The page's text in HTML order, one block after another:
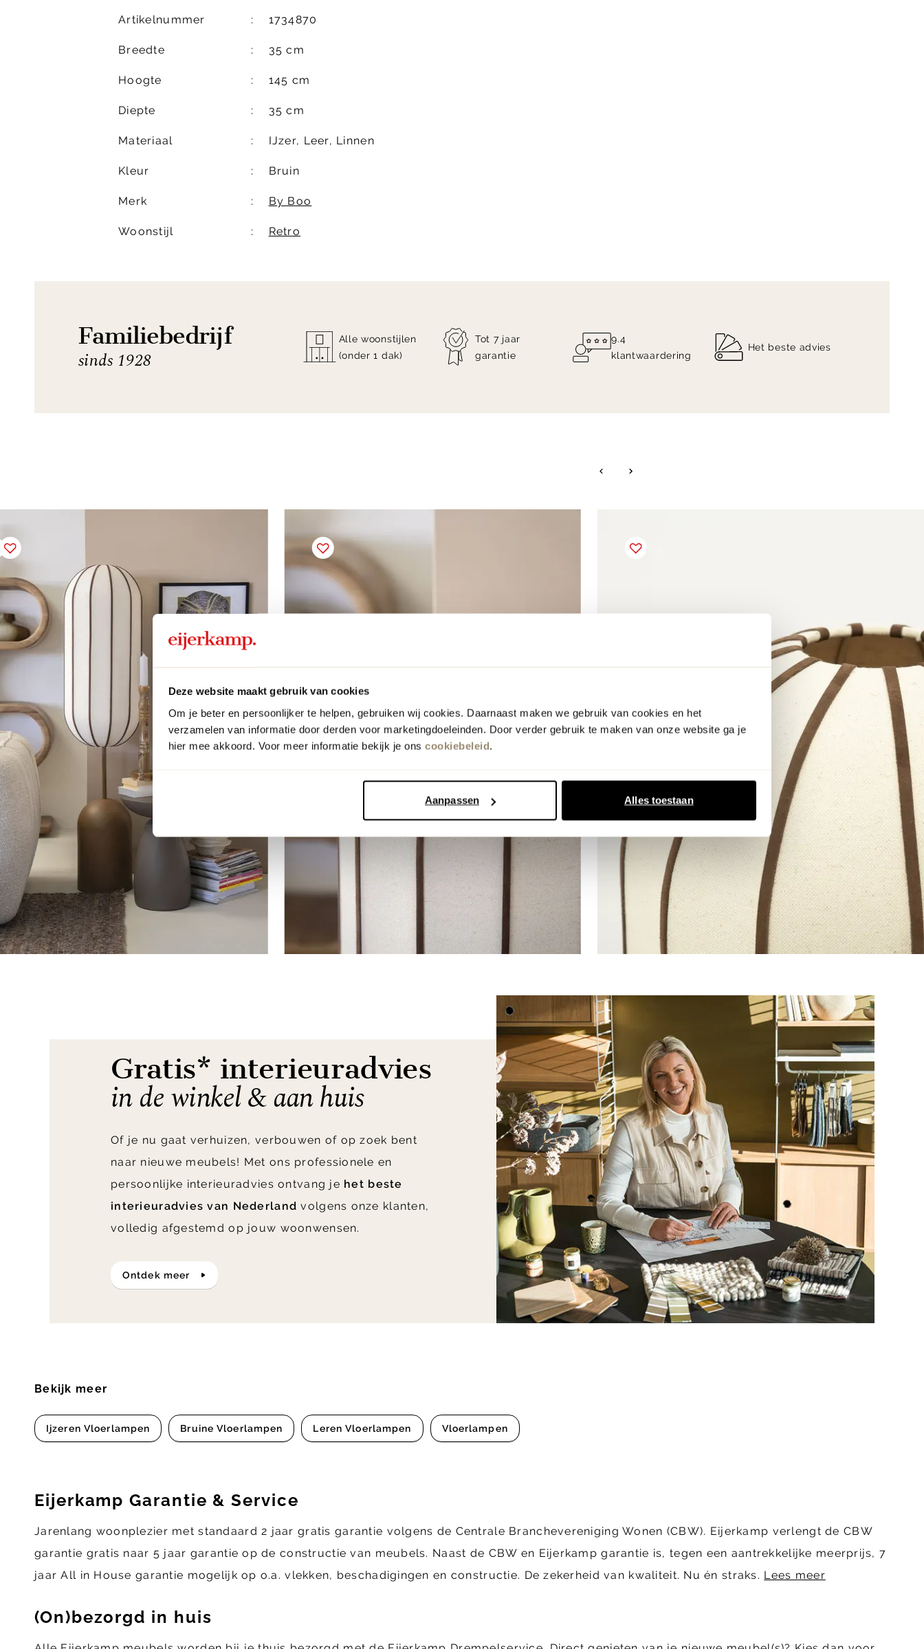
Deze website maakt gebruik van cookies
Om je beter en persoonlijker te helpen, gebruiken wij cookies. Daarnaast maken we gebruik van cookies en het
verzamelen van informatie door derden voor marketingdoeleinden. Door verder gebruik te maken van onze website ga je
hier mee akkoord. Voor meer informatie bekijk je ons cookiebeleid.
Aanpassen Alles toestaan
Artikelnummer 1734870
Breedte 35 cm
Hoogte 145 cm
Diepte 35 cm
Materiaal IJzer, Leer, Linnen
Kleur Bruin
Merk By Boo
Woonstijl Retro
Familiebedrijf
sinds 1928
Alle woonstijlen
(onder 1 dak)
Tot 7 jaar
garantie
9.4
klantwaardering
Het beste advies
Gratis* interieuradvies
in de winkel & aan huis
Of je nu gaat verhuizen, verbouwen of op zoek bent
naar nieuwe meubels! Met ons professionele en
persoonlijke interieuradvies ontvang je het beste
interieuradvies van Nederland volgens onze klanten,
volledig afgestemd op jouw woonwensen.
ontdek meer
Bekijk meer
Ijzeren Vloerlampen Bruine Vloerlampen Leren Vloerlampen Vloerlampen
Eijerkamp Garantie & Service
Jarenlang woonplezier met standaard 2 jaar gratis garantie volgens de Centrale Branchevereniging Wonen (CBW). Eijerkamp verlengt de CBW
garantie gratis naar 5 jaar garantie op de constructie van meubels. Naast de CBW en Eijerkamp garantie is, tegen een aantrekkelijke meerprijs, 7
jaar All in House garantie mogelijk op o.a. vlekken, beschadigingen en constructie. De zekerheid van kwaliteit. Nu én straks. Lees meer
(On)bezorgd in huis